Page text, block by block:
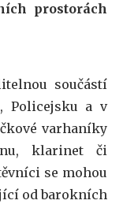
prostorách
součástí
Policejsku a v
varhaníky
klarinet či
se mohou
od barokních